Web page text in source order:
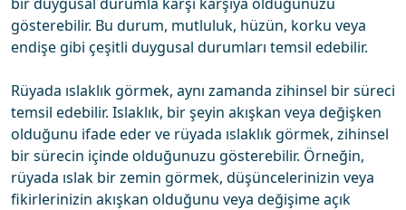
gösterebilir. Bu durum, mutluluk, hüzün, korku veya
endişe gibi çeşitli duygusal durumları temsil edebilir.
Rüyada ıslaklık görmek, aynı zamanda zihinsel bir süreci
temsil edebilir. Islaklık, bir şeyin akışkan veya değişken
olduğunu ifade eder ve rüyada ıslaklık görmek, zihinsel
bir sürecin içinde olduğunuzu gösterebilir. Örneğin,
rüyada ıslak bir zemin görmek, düşüncelerinizin veya
fikirlerinizin akışkan olduğunu veya değişime açık